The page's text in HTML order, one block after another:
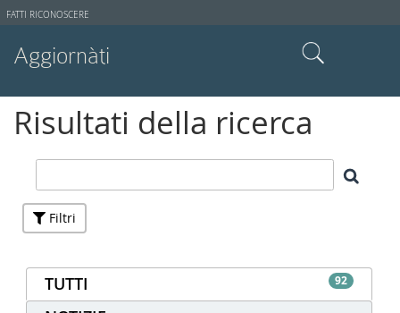
Strumenti
FATTI RICONOSCERE
Aggiornàti
Ricerca avanzata…
Risultati della ricerca
Filtri
TUTTI 92